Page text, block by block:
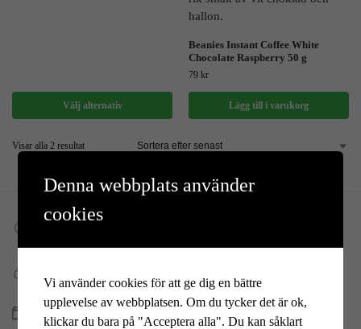
Välj alternativ
Beanies Instant Coffee White
Chocolate Raspberry 50 g
79 kr
Lägg till i varukorg
Visar alla 2 resultat
Betala allt direkt eller lite i taget med Walley
Snabb leverans
Denna webbplats använder
cookies
Vi använder cookies för att ge dig en bättre
upplevelse av webbplatsen. Om du tycker det är ok,
klickar du bara på "Acceptera alla". Du kan såklart